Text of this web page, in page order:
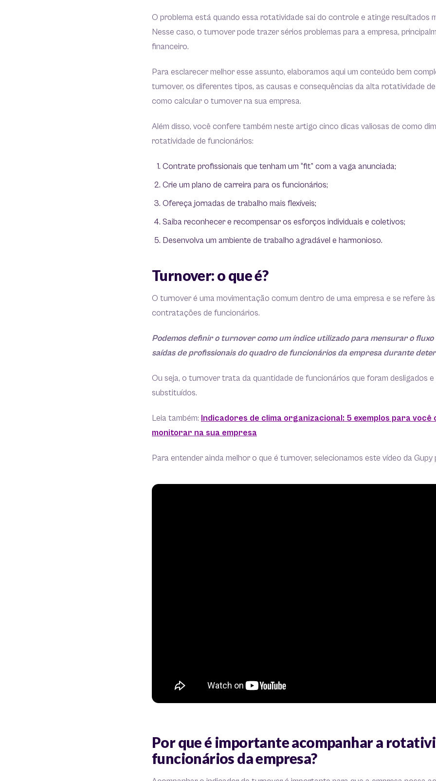
O problema está quando essa rotatividade sai do controle e atinge resultados
Nesse caso, o turnover pode trazer sérios problemas para a empresa,
financeiro.
Para esclarecer melhor esse assunto, elaboramos aqui um conteúdo bem
turnover, os diferentes tipos, as causas e consequências da alta rotatividade
como calcular o turnover na sua empresa.
Além disso, você confere também neste artigo cinco dicas valiosas de como
rotatividade de funcionários:
Contrate profissionais que tenham um “fit” com a vaga anunciada;
Crie um plano de carreira para os funcionários;
Ofereça jornadas de trabalho mais flexíveis;
Saiba reconhecer e recompensar os esforços individuais e coletivos;
Desenvolva um ambiente de trabalho agradável e harmonioso.
Turnover: o que é?
O turnover é uma movimentação comum dentro de uma empresa e se refere
contratações de funcionários.
Podemos definir o turnover como um índice utilizado para mensurar o fluxo
saídas de profissionais do quadro de funcionários da empresa durante
Ou seja, o turnover trata da quantidade de funcionários que foram desligados
substituídos.
Leia também: Indicadores de clima organizacional: 5 exemplos para você
monitorar na sua empresa
Para entender ainda melhor o que é turnover, selecionamos este vídeo da Gupy
Por que é importante acompanhar a
funcionários da empresa?